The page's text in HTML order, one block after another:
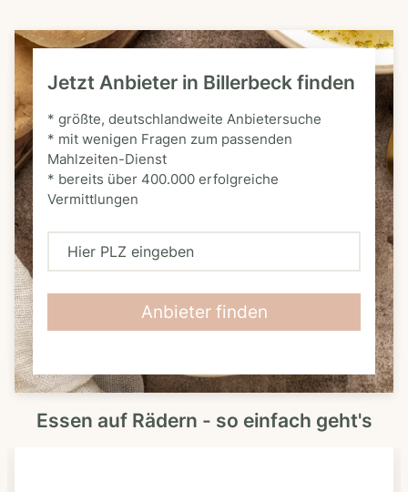
Jetzt Anbieter in Billerbeck finden
* größte, deutschlandweite Anbietersuche
* mit wenigen Fragen zum passenden
Mahlzeiten-Dienst
* bereits über 400.000 erfolgreiche
Vermittlungen
H
L
Z
Anbieter finden
Essen auf Rädern - so einfach geht's